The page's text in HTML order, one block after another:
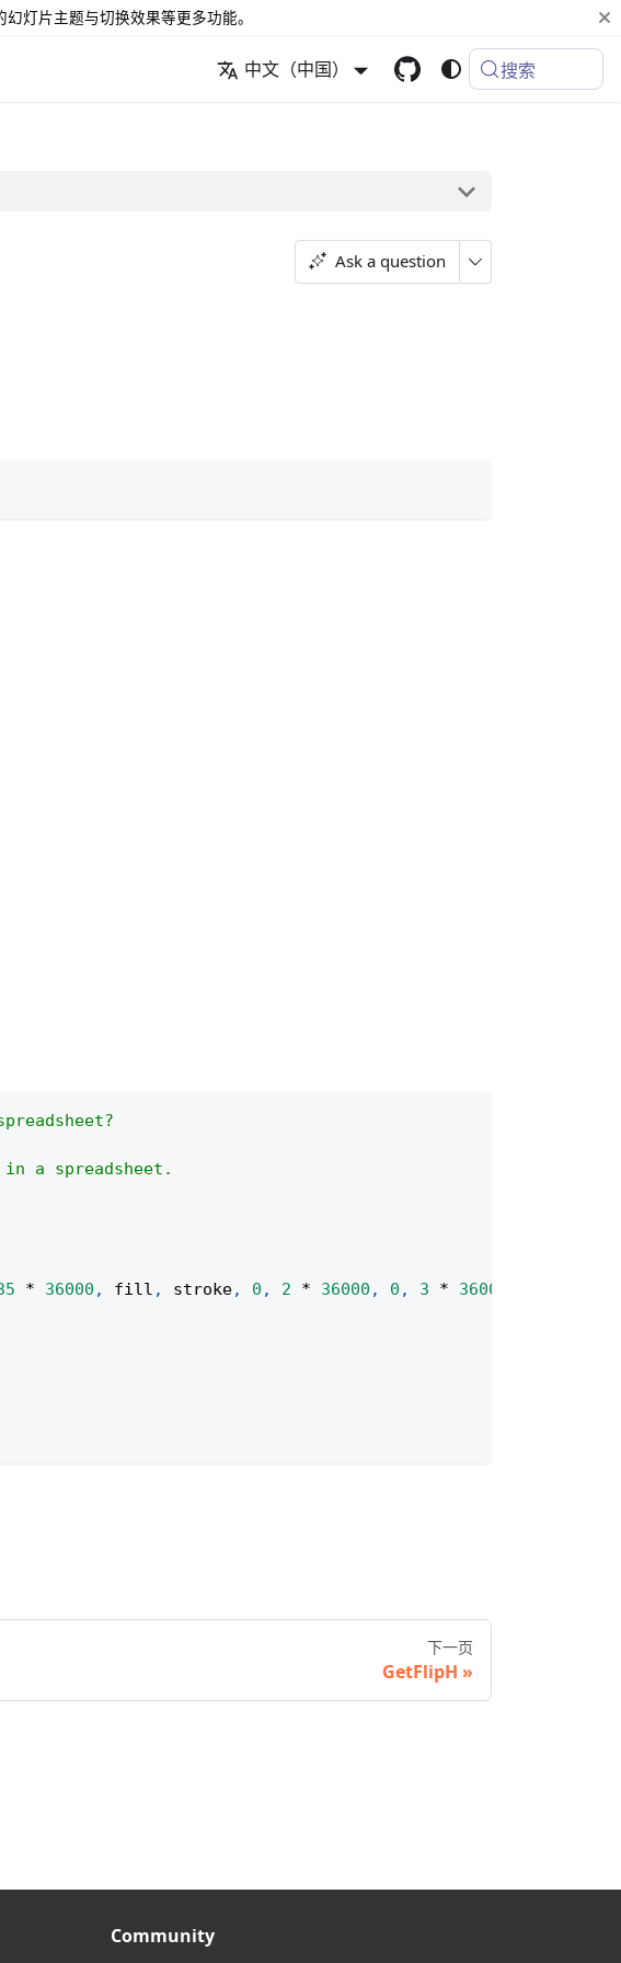
灯片主题与切换效果等更多功能。
中文（中国） 搜索
Ask a question
a spreadsheet.
* 36000 , fill , stroke, 0 , 2 * 36000 , 0 , 3 * 36000
下一页
GetFlipH
Community